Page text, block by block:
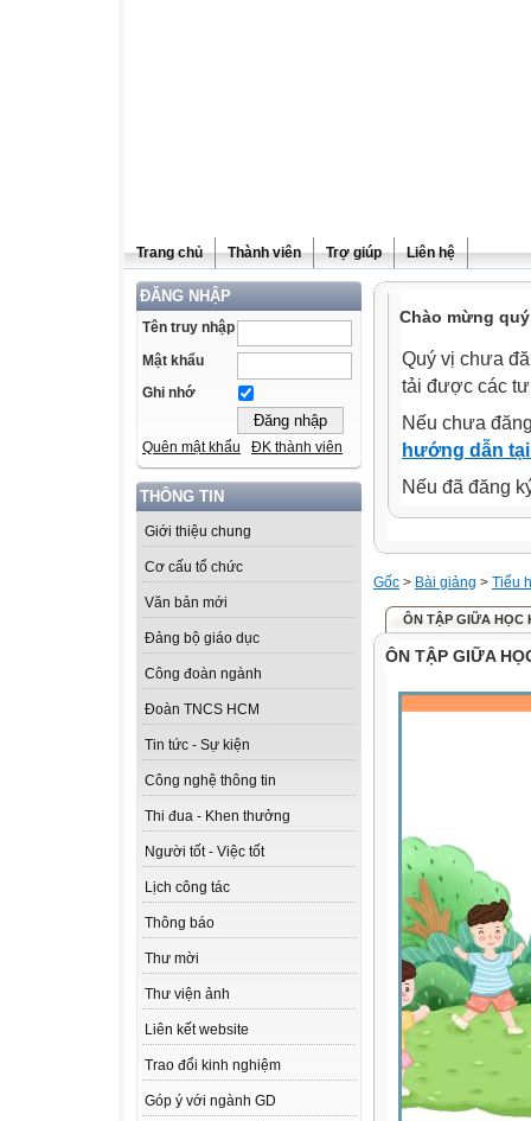
Trang chủ Thành viên Trợ giúp Liên hệ
ĐĂNG NHẬP
Tên truy nhập
Mật khẩu
Ghi nhớ
Quên mật khẩu ĐK thành viên
THÔNG TIN
Giới thiệu chung
Cơ cấu tổ chức
Văn bản mới
Đảng bộ giáo dục
Công đoàn ngành
Đoàn TNCS HCM
Tin tức - Sự kiện
Công nghệ thông tin
Thi đua - Khen thưởng
Người tốt - Việc tốt
Lịch công tác
Thông báo
Thư mời
Thư viện ảnh
Liên kết website
Trao đổi kinh nghiệm
Góp ý với ngành GD
Chào mừng
Quý vị chưa
tải được các
Nếu chưa
hướng dẫn
Nếu đã đăng
Gốc > Bài giảng > Tiểu
ÔN TẬP GIỮA HỌC
ÔN TẬP GIỮA